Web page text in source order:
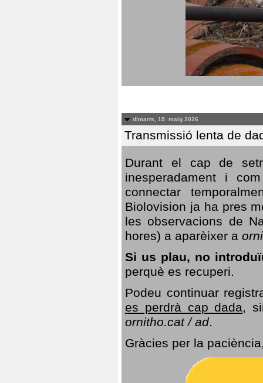
dimarts, 19. maig 2026
Transmissió lenta de
Durant el cap de
inesperadament i
connectar
Biolovision ja ha pres
les observacions de
hores) a aparèixer a
Si us plau, no
perquè es recuperi.
Podeu continuar
es perdrà cap dada,
ornitho.cat / ad.
Gràcies per la